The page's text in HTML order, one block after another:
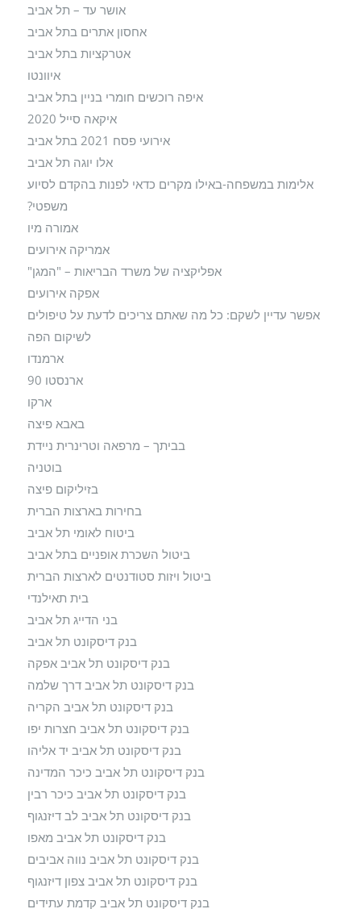
אושר עד – תל אביב
אחסון אתרים בתל אביב
אטרקציות בתל אביב
איוונטו
איפה רוכשים חומרי בניין בתל אביב
איקאה סייל 2020
אירועי פסח 2021 בתל אביב
אלו יוגה תל אביב
אלימות במשפחה-באילו מקרים כדאי לפנות בהקדם לסיוע
משפטי?
אמורה מיו
אמריקה אירועים
אפליקציה של משרד הבריאות – "המגן"
אפקה אירועים
אפשר עדיין לשקם: כל מה שאתם צריכים לדעת על טיפולים
לשיקום הפה
ארמנדו
ארנסטו 90
ארקו
באבא פיצה
בביתך – מרפאה וטרינרית ניידת
בוטניה
בזיליקום פיצה
בחירות בארצות הברית
ביטוח לאומי תל אביב
ביטול השכרת אופניים בתל אביב
ביטול ויזות סטודנטים לארצות הברית
בית תאילנדי
בני הדייג תל אביב
בנק דיסקונט תל אביב
בנק דיסקונט תל אביב אפקה
בנק דיסקונט תל אביב דרך שלמה
בנק דיסקונט תל אביב הקריה
בנק דיסקונט תל אביב חצרות יפו
בנק דיסקונט תל אביב יד אליהו
בנק דיסקונט תל אביב כיכר המדינה
בנק דיסקונט תל אביב כיכר רבין
בנק דיסקונט תל אביב לב דיזנגוף
בנק דיסקונט תל אביב מאפו
בנק דיסקונט תל אביב נווה אביבים
בנק דיסקונט תל אביב צפון דיזנגוף
בנק דיסקונט תל אביב קדמת עתידים